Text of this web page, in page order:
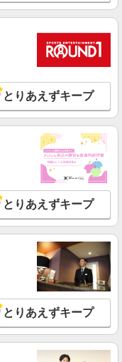
（規定あり） ※給与
最寄駅】熊本市電「味
バイク通勤もOK！
詳細を見る
前払い・日払い・週払いOK
詳細を見る
ケア事業部/熊本オフィ
）
とりあえずキープ
とりあえずキープ
とりあえずキープ